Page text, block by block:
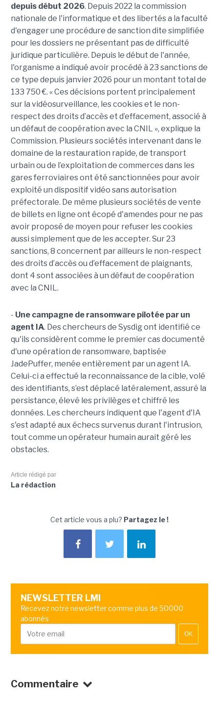
depuis début 2026. Depuis 2022 la commission
nationale de l'informatique et des libertés a la faculté
d'engager une procédure de sanction dite simplifiée
pour les dossiers ne présentant pas de difficulté
juridique particulière. Depuis le début de l'année,
l'organisme a indiqué avoir procédé à 23 sanctions de
ce type depuis janvier 2026 pour un montant total de
133 750 €. « Ces décisions portent principalement
sur la vidéosurveillance, les cookies et le non-
respect des droits d’accès et d’effacement, associé à
un défaut de coopération avec la CNIL », explique la
Commission. Plusieurs sociétés intervenant dans le
domaine de la restauration rapide, de transport
urbain ou de l’exploitation de commerces dans les
gares ferroviaires ont été sanctionnées pour avoir
exploité un dispositif vidéo sans autorisation
préfectorale. De même plusieurs sociétés de vente
de billets en ligne ont écopé d'amendes pour ne pas
avoir proposé de moyen pour refuser les cookies
aussi simplement que de les accepter. Sur 23
sanctions, 8 concernent par ailleurs le non-respect
des droits d’accès ou d’effacement de plaignants,
dont 4 sont associées à un défaut de coopération
avec la CNIL.
- Une campagne de ransomware pilotée par un
agent IA. Des chercheurs de Sysdig ont identifié ce
qu'ils considèrent comme le premier cas documenté
d'une opération de ransomware, baptisée
JadePuffer, menée entièrement par un agent IA.
Celui-ci a effectué la reconnaissance de la cible, volé
des identifiants, s’est déplacé latéralement, assuré la
persistance, élevé les privilèges et chiffré les
données. Les chercheurs indiquent que l'agent d'IA
s'est adapté aux échecs survenus durant l'intrusion,
tout comme un opérateur humain aurait géré les
obstacles.
Article rédigé par
La rédaction
Cet article vous a plu? Partagez le !
NEWSLETTER LMI
Recevez notre newsletter comme plus de 50000
abonnés
OK
Commentaire